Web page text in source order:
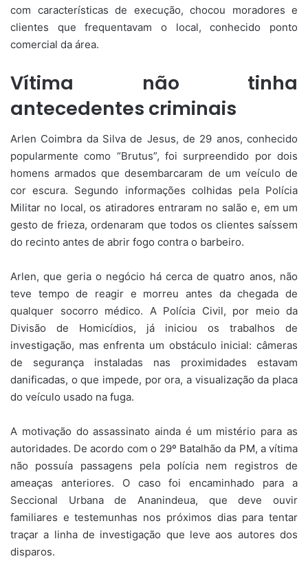
com características de execução, chocou moradores e
clientes que frequentavam o local, conhecido ponto
comercial da área.
Vítima não tinha
antecedentes criminais
Arlen Coimbra da Silva de Jesus, de 29 anos, conhecido
popularmente como “Brutus”, foi surpreendido por dois
homens armados que desembarcaram de um veículo de
cor escura. Segundo informações colhidas pela Polícia
Militar no local, os atiradores entraram no salão e, em um
gesto de frieza, ordenaram que todos os clientes saíssem
do recinto antes de abrir fogo contra o barbeiro.
Arlen, que geria o negócio há cerca de quatro anos, não
teve tempo de reagir e morreu antes da chegada de
qualquer socorro médico. A Polícia Civil, por meio da
Divisão de Homicídios, já iniciou os trabalhos de
investigação, mas enfrenta um obstáculo inicial: câmeras
de segurança instaladas nas proximidades estavam
danificadas, o que impede, por ora, a visualização da placa
do veículo usado na fuga.
A motivação do assassinato ainda é um mistério para as
autoridades. De acordo com o 29º Batalhão da PM, a vítima
não possuía passagens pela polícia nem registros de
ameaças anteriores. O caso foi encaminhado para a
Seccional Urbana de Ananindeua, que deve ouvir
familiares e testemunhas nos próximos dias para tentar
traçar a linha de investigação que leve aos autores dos
disparos.